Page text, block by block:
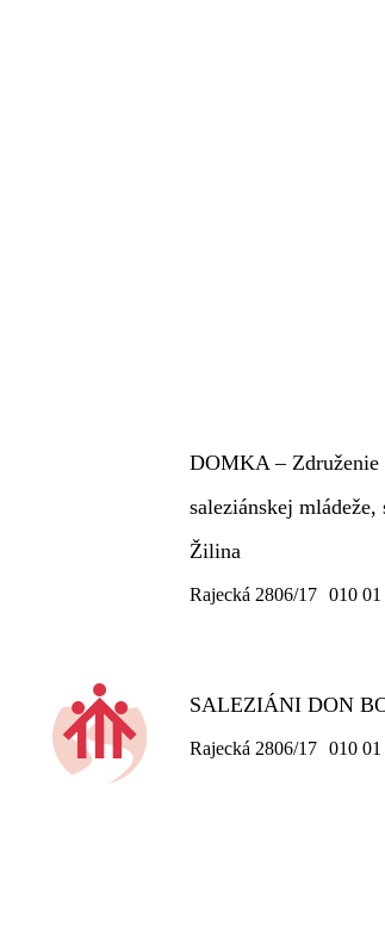
DOMKA – Združenie
saleziánskej mládeže,
Žilina
Rajecká 2806/17 010
SALEZIÁNI DON
Rajecká 2806/17 010